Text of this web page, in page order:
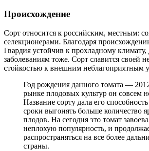
Происхождение
Сорт относится к российским, местным:
селекционерами. Благодаря
Гвардия устойчив к прохладному климату,
заболеваниям тоже. Сорт славится своей
стойкостью к внешним неблагоприятным
Год рождения данного томата —
рынке плодовых культур он совсем
Название сорту дала его
сроки выгонять больше количество
плодов. На сегодня это томат
неплохую популярность, и
распространяться на все более
страны.